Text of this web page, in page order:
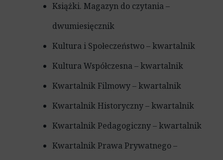
Książki. Magazyn do czytania –
dwumiesięcznik
Kultura i Społeczeństwo – kwartalnik
Kultura Współczesna – kwartalnik
Kwartalnik Filmowy – kwartalnik
Kwartalnik Historyczny – kwartalnik
Kwartalnik Pedagogiczny – kwartalnik
Kwartalnik Prawa Prywatnego –